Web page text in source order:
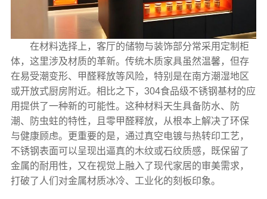
在材料选择上，客厅的储物与装饰部分常采用定制柜
体，这里涉及材质的革新。传统木质家具虽然温馨，但存
在易受潮变形、甲醛释放等风险，特别是在南方潮湿地区
或开放式厨房附近。相比之下，304食品级不锈钢基材的应
用提供了一种新的可能性。这种材料天生具备防水、防
潮、防虫蛀的特性，且零甲醛释放，从根本上解决了环保
与健康顾虑。更重要的是，通过真空电镀与热转印工艺，
不锈钢表面可以呈现出逼真的木纹或石纹质感，既保留了
金属的耐用性，又在视觉上融入了现代家居的审美需求，
打破了人们对金属材质冰冷、工业化的刻板印象。